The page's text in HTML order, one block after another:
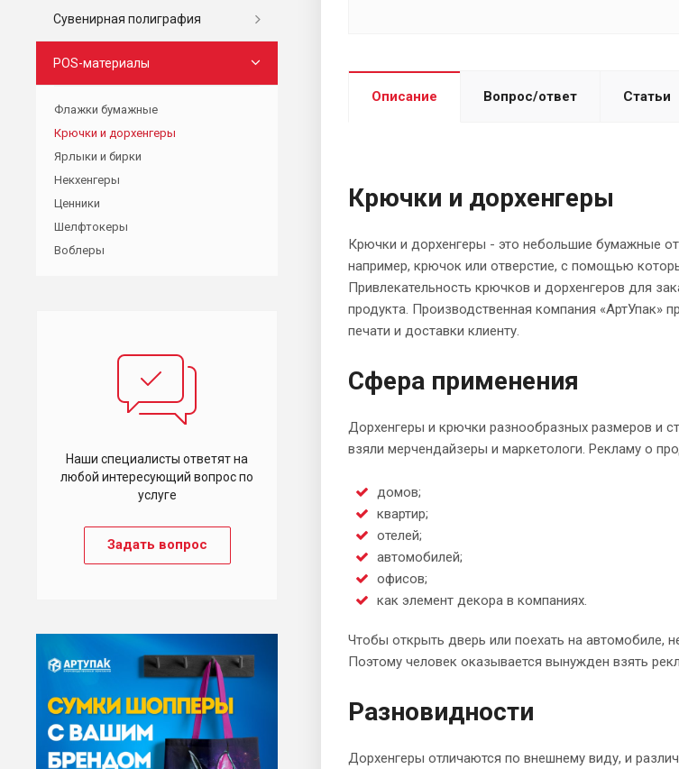
Описание Вопрос/ответ Статьи
Крючки и дорхенгеры
Крючки и дорхенгеры - это небольшие бумажные
например, крючок или отверстие, с помощью
Привлекательность крючков и дорхенгеров для
продукта. Производственная компания «AртУпак»
печати и доставки клиенту.
Сфера применения
Дорхенгеры и крючки разнообразных размеров и
взяли мерчендайзеры и маркетологи. Рекламу о
домов;
квартир;
отелей;
автомобилей;
офисов;
как элемент декора в компаниях.
Чтобы открыть дверь или поехать на автомобиле,
Поэтому человек оказывается вынужден взять
Разновидности
Дорхенгеры отличаются по внешнему виду, и
Сувенирная полиграфия
POS-материалы
Флажки бумажные
Крючки и дорхенгеры
Ярлыки и бирки
Некхенгеры
Ценники
Шелфтокеры
Воблеры
Наши специалисты ответят на
любой интересующий вопрос по
услуге
Задать вопрос